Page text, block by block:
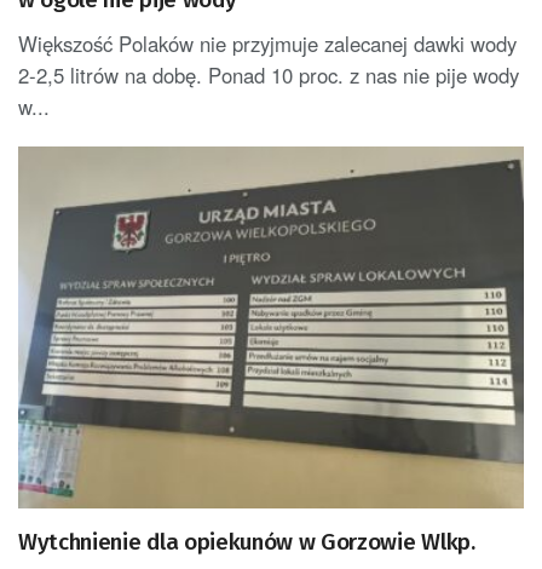
Większość Polaków nie przyjmuje zalecanej dawki wody
2-2,5 litrów na dobę. Ponad 10 proc. z nas nie pije wody
w...
Wytchnienie dla opiekunów w Gorzowie Wlkp.